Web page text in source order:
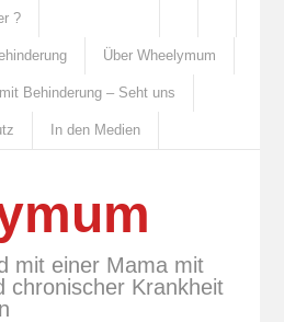
?
Über Wheelymum
Behinderung – Seht uns
In den Medien
mit einer Mama mit
chronischer Krankheit